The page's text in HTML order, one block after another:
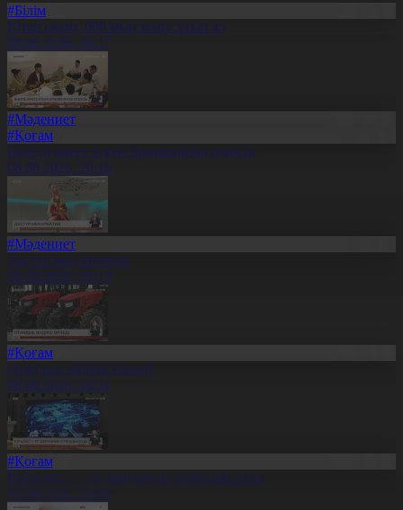
#Білім
Кітап оқып, 600 мың теңге ұтып ал
08.08.2026, 20:17
#Мәдениет
#Қоғам
Өнерді өнеге еткен Ерниязовтар отбасы
08.08.2026, 20:16
#Мәдениет
Дәстүр мен креатив
08.08.2026, 20:13
#Қоғам
Отандық өндіріс өрледі
08.08.2026, 20:11
#Қоғам
Құрылыс — ел дамуының қозғаушы күші
08.08.2026, 20:09